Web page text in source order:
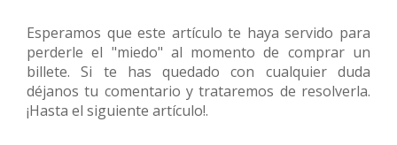
Esperamos que este artículo te haya servido para
perderle el "miedo" al momento de comprar un
billete. Si te has quedado con cualquier duda
déjanos tu comentario y trataremos de resolverla.
¡Hasta el siguiente artículo!.